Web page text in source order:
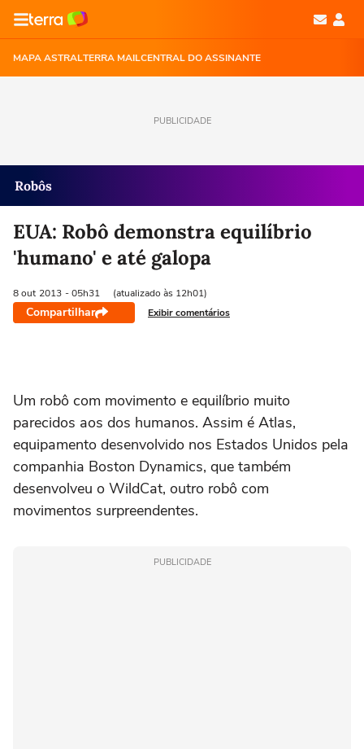
MAPA ASTRALTERRA MAILCENTRAL DO ASSINANTE
PUBLICIDADE
Robôs
EUA: Robô demonstra equilíbrio
'humano' e até galopa
8 out 2013 - 05h31 (atualizado às 12h01)
Compartilhar Exibir comentários
Um robô com movimento e equilíbrio muito
parecidos aos dos humanos. Assim é Atlas,
equipamento desenvolvido nos Estados Unidos pela
companhia Boston Dynamics, que também
desenvolveu o WildCat, outro robô com
movimentos surpreendentes.
PUBLICIDADE